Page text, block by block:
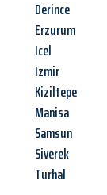
Derince
Erzurum
Icel
Izmir
Kiziltepe
Manisa
Samsun
Siverek
Turhal